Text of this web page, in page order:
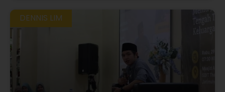
DENNIS LIM